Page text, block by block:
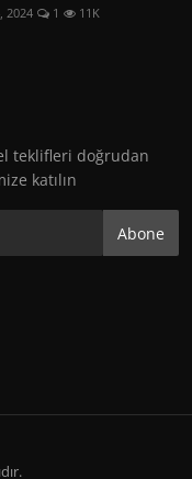
2024 1 11K
teklifleri doğrudan
katılın
Abone